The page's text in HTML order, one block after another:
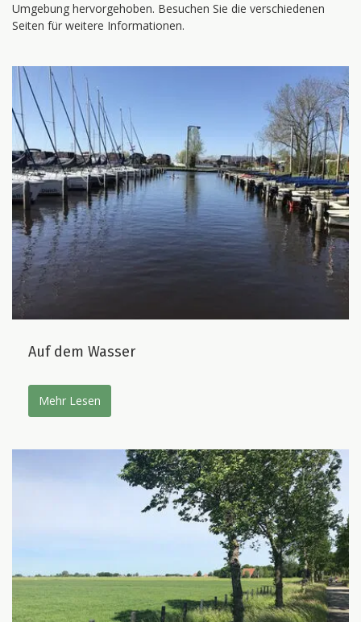
Umgebung hervorgehoben. Besuchen Sie die verschiedenen
Seiten für weitere Informationen.
Auf dem Wasser
Mehr Lesen